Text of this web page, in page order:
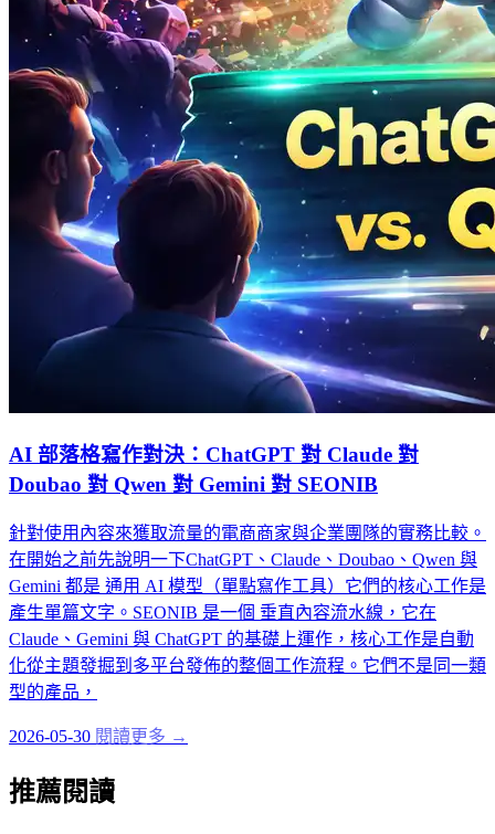
AI 部落格寫作對決：ChatGPT 對 Claude 對
Doubao 對 Qwen 對 Gemini 對 SEONIB
針對使用內容來獲取流量的電商商家與企業團隊的實務比較。
在開始之前先說明一下ChatGPT、Claude、Doubao、Qwen 與
Gemini 都是 通用 AI 模型（單點寫作工具）它們的核心工作是
產生單篇文字。SEONIB 是一個 垂直內容流水線，它在
Claude、Gemini 與 ChatGPT 的基礎上運作，核心工作是自動
化從主題發掘到多平台發佈的整個工作流程。它們不是同一類
型的產品，
2026-05-30 閱讀更多 →
推薦閱讀